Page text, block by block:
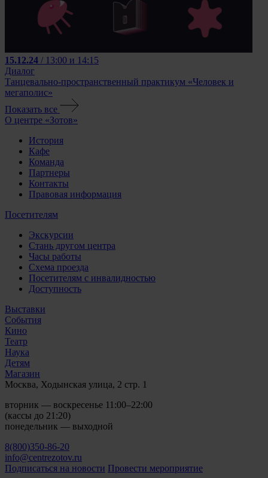
15.12.24 / 13:00 и 14:15
Диалог
Танцевально-пространственный практикум «Человек и
мегаполис»
Показать все
О центре «Зотов»
История
Кафе
Команда
Партнеры
Контакты
Правовая информация
Посетителям
Экскурсии
Стань другом центра
Часы работы
Схема проезда
Посетителям с инвалидностью
Доступность
Выставки
События
Кино
Театр
Наука
Детям
Магазин
Москва, Ходынская улица, 2 стр. 1
вторник — воскресенье 11:00–22:00
(кассы до 21:20)
понедельник — выходной
8(800)350-86-20
info@centrezotov.ru
Подписаться на новости Провести мероприятие